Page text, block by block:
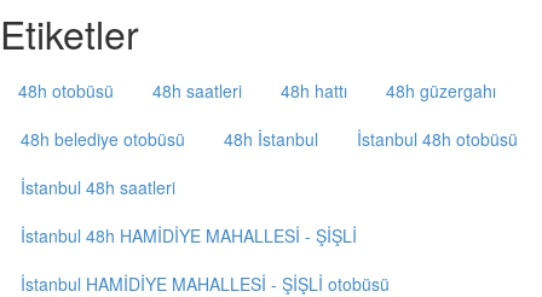
Etiketler
48h otobüsü 48h saatleri 48h hattı
48h güzergahı
48h belediye otobüsü
48h İstanbul
İstanbul 48h otobüsü
İstanbul 48h saatleri
İstanbul 48h HAMİDİYE MAHALLESİ - ŞİŞLİ
İstanbul HAMİDİYE MAHALLESİ - ŞİŞLİ otobüsü